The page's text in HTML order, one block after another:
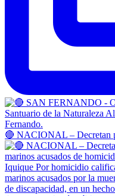
🔴 NACIONAL – Decretan